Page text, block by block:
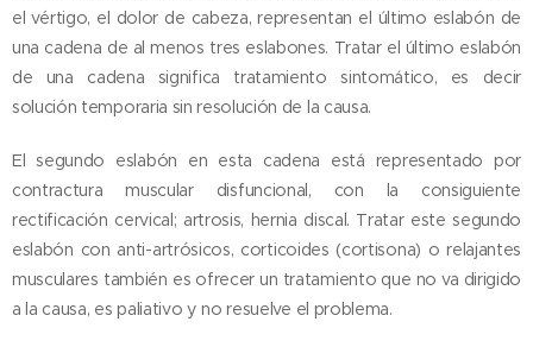
el vértigo, el dolor de cabeza, representan el último eslabón de
una cadena de al menos tres eslabones. Tratar el último eslabón
de una cadena significa tratamiento sintomático, es decir
solución temporaria sin resolución de la causa.
El segundo eslabón en esta cadena está representado por
contractura muscular disfuncional, con la consiguiente
rectificación cervical; artrosis, hernia discal. Tratar este segundo
eslabón con anti-artrósicos, corticoides (cortisona) o relajantes
musculares también es ofrecer un tratamiento que no va dirigido
a la causa, es paliativo y no resuelve el problema.